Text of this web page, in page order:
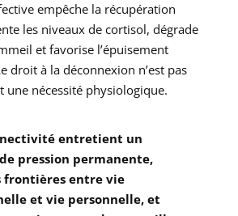
empêche la récupération
les niveaux de cortisol, dégrade
et favorise l’épuisement
droit à la déconnexion n’est pas
une nécessité physiologique.
entretient un
pression permanente,
frontières entre vie
et vie personnelle, et